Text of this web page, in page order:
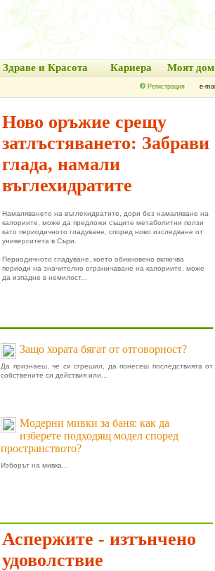
Здраве и Красота Кариера Моят дом
Регистрация e-
Ново оръжие срещу
затлъстяването: Забрави
глада, намали
въглехидратите
Намаляването на въглехидратите, дори без намаляване на
калориите, може да предложи същите метаболитни ползи
като периодичното гладуване, според ново изследване от
университета в Съри.
Периодичното гладуване, което обикновено включва
периоди на значително ограничаване на калориите, може
да изпадне в немилост...
Защо хората бягат от отговорност?
Да признаеш, че си сгрешил, да понесеш последствията от
собствените си действия или...
Модерни мивки за баня: как да
изберете подходящ модел според
пространството?
Изборът на мивка...
Аспержите - изтънчено
удоволствие